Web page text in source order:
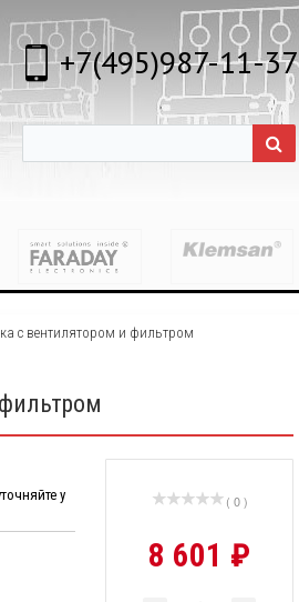
+7(495)987-11-37
с вентилятором и фильтром
( 0 )
8 601 ₽
у